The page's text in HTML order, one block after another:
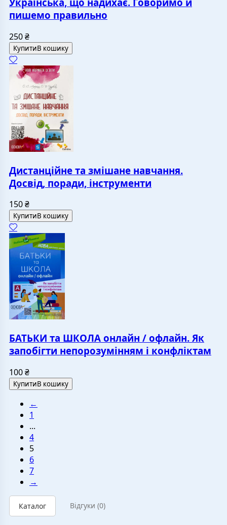
пишемо правильно
250₴
КупитиВ кошику
Дистанційне та змішане навчання.
Досвід, поради, інструменти
150₴
КупитиВ кошику
БАТЬКИ та ШКОЛА онлайн / офлайн. Як
запобігти непорозумінням і конфліктам
100₴
КупитиВ кошику
←
1
...
4
5
6
7
→
Каталог Відгуки (0)